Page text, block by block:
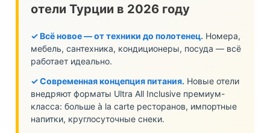
отели Турции в 2026 году
✓ Всё новое — от техники до полотенец. Номера,
мебель, сантехника, кондиционеры, посуда — всё
работает идеально.
✓ Современная концепция питания. Новые отели
внедряют форматы Ultra All Inclusive премиум-
класса: больше à la carte ресторанов, импортные
напитки, круглосуточные снеки.